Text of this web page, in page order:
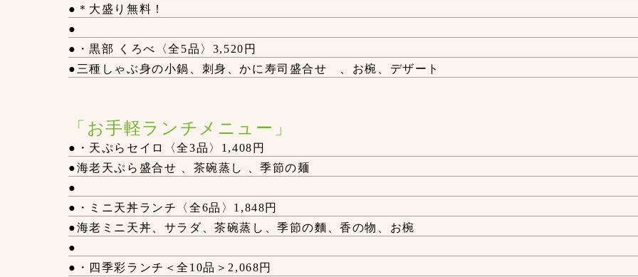
●＊大盛り無料！
●
●・黒部 くろべ〈全5品〉3,520円
●三種しゃぶ身の小鍋、刺身、かに寿司盛合せ 、お椀、デザート
「お手軽ランチメニュー」
●・天ぷらセイロ〈全3品〉1,408円
●海老天ぷら盛合せ 、茶碗蒸し 、季節の麺
●
●・ミニ天丼ランチ〈全6品〉1,848円
●海老ミニ天丼、サラダ、茶碗蒸し、季節の麵、香の物、お椀
●
●・四季彩ランチ＜全10品＞2,068円